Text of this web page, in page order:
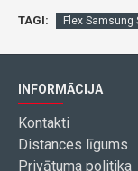
TAGI: Flex Samsung
INFORMĀCIJA
Kontakti
Distances līgums
Privātuma politika